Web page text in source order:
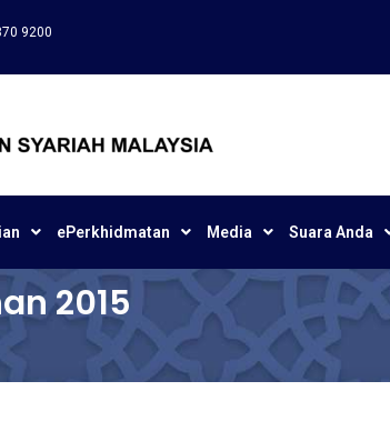
9200
ePerkhidmatan Media Suara Anda
2015